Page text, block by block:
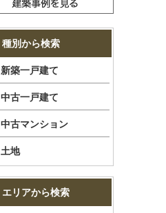
種別から検索
新築一戸建て
中古一戸建て
中古マンション
土地
エリアから検索